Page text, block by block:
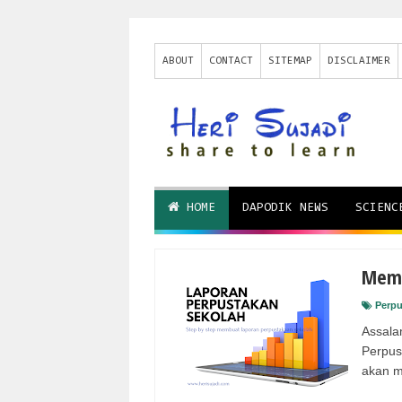
ABOUT CONTACT SITEMAP DISCLAIMER
HOME DAPODIK NEWS
akan